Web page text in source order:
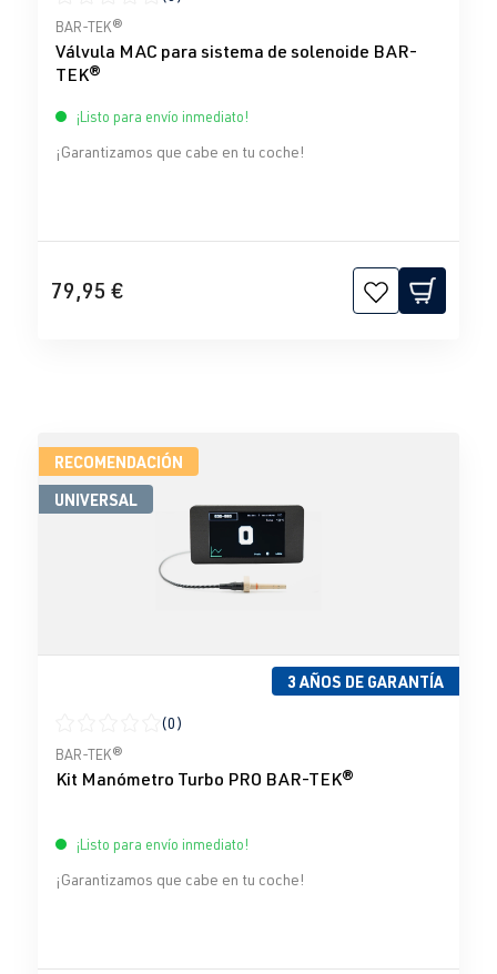
Calificación promedio de 0 de 5 estrellas
BAR-TEK®
Válvula MAC para sistema de solenoide BAR-
TEK®
¡Listo para envío inmediato!
¡Garantizamos que cabe en tu coche!
79,95 €
RECOMENDACIÓN
UNIVERSAL
3 AÑOS DE GARANTÍA
Calificación promedio de 0 de 5 estrellas
(0)
BAR-TEK®
Kit Manómetro Turbo PRO BAR-TEK®
¡Listo para envío inmediato!
¡Garantizamos que cabe en tu coche!